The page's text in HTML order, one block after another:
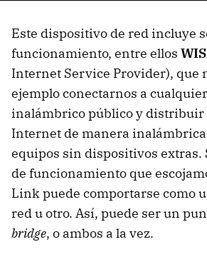
Este dispositivo de red incluye
funcionamiento, entre ellos
Internet Service Provider), que
ejemplo conectarnos a
inalámbrico público y distribuir
Internet de manera
equipos sin dispositivos extras.
de funcionamiento que
Link puede comportarse como
red u otro. Así, puede ser un
bridge, o ambos a la vez.